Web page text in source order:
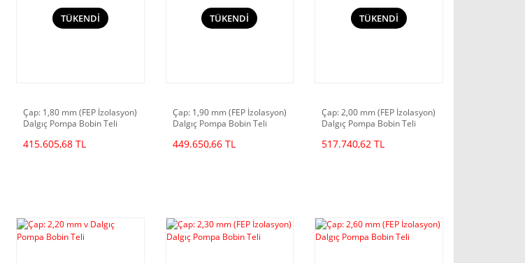
TÜKENDİ
Çap: 1,80 mm (FEP İzolasyon)
Dalgıç Pompa Bobin Teli
415.605,68 TL
TÜKENDİ
Çap: 1,90 mm (FEP İzolasyon)
Dalgıç Pompa Bobin Teli
449.650,66 TL
TÜKENDİ
Çap: 2,00 mm (FEP İzolasyon)
Dalgıç Pompa Bobin Teli
517.740,62 TL